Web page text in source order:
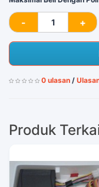
0 ulasan /
Produk